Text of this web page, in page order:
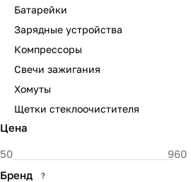
Батарейки
Зарядные устройства
Компрессоры
Свечи зажигания
Хомуты
Щетки стеклоочистителя
Цена
Бренд ?